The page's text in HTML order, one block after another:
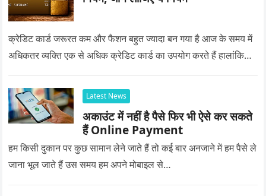
क्रेडिट कार्ड जरूरत कम और फैशन बहुत ज्यादा बन गया है आज के समय में
अधिकतर व्यक्ति एक से अधिक क्रेडिट कार्ड का उपयोग करते हैं हालांकि…
Latest News
अकाउंट में नहीं है पैसे फिर भी ऐसे कर सकते
हैं Online Payment
हम किसी दुकान पर कुछ सामान लेने जाते हैं तो कई बार अनजाने में हम पैसे ले
जाना भूल जाते हैं उस समय हम अपने मोबाइल से…